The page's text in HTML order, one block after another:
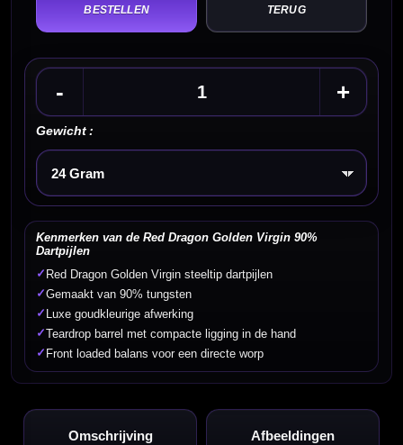
TERUG
- +
Gewicht :
Kies een optie
Kenmerken van de Red Dragon Golden Virgin 90%
Dartpijlen
✓ Red Dragon Golden Virgin steeltip dartpijlen
✓Gemaakt van 90% tungsten
✓ Luxe goudkleurige afwerking
✓ Teardrop barrel met compacte ligging in de hand
✓ Front loaded balans voor een directe worp
Omschrijving Afbeeldingen